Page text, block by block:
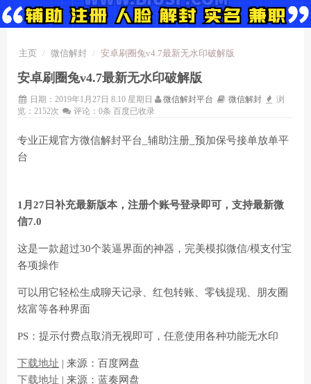
主页 微信解封 安卓刷圈兔v4.7最新无水印破解版
安卓刷圈兔v4.7最新无水印破解版
日期：2019年1月27日 8:10 星期日 微信解封平台 微信解封
浏
览：2152次
评论：0条 百度已收录
专业正规官方微信解封平台_辅助注册_预加保号接单放单平
台
1月27日补充最新版本，注册个账号登录即可，支持最新微
信7.0
这是一款超过30个装逼界面的神器，完美模拟微信/模支付宝
各项操作
可以用它轻松生成聊天记录、红包转账、零钱提现、朋友圈
炫富等各种界面
PS：提示付费点取消无视即可，任意使用各种功能无水印
下载地址 | 来源：百度网盘
下载地址 | 来源：蓝奏网盘